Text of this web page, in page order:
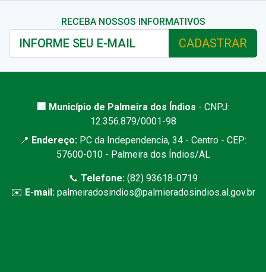
RECEBA NOSSOS INFORMATIVOS
CADASTRAR
🏢 Município de Palmeira dos Índios - CNPJ:
12.356.879/0001-98
📍 Endereço: PC da Independencia, 34 - Centro - CEP:
57600-010 - Palmeira dos Índios/AL
📞 Telefone:(82) 93618-0719
✉️ E-mail: palmeiradosindios@palmieradosindios.al.gov.br